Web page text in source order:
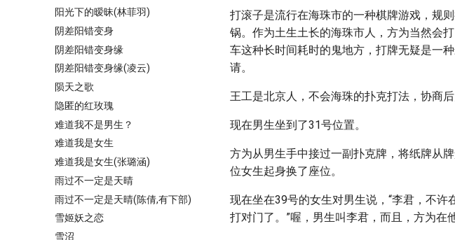
阳光下的暧昧(林菲羽)
阴差阳错变身
阴差阳错变身缘
阴差阳错变身缘(凌云)
陨天之歌
隐匿的红玫瑰
难道我不是男生？
难道我是女生
难道我是女生(张璐涵)
雨过不一定是天晴
雨过不一定是天晴(陈倩,有下部)
雪姬妖之恋
雪沼
打滚子是流行在海珠市的一种棋牌游戏，规
锅。作为土生土长的海珠市人，方为当然会
车这种长时间耗时的鬼地方，打牌无疑是一
请。
王工是北京人，不会海珠的扑克打法，协商
现在男生坐到了31号位置。
方为从男生手中接过一副扑克牌，将纸牌从
位女生起身换了座位。
现在坐在39号的女生对男生说，“李君，不
打对门了。”喔，男生叫李君，而且，方为在